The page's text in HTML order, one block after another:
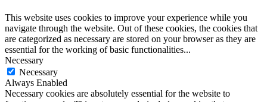
This website uses cookies to improve your experience while you
navigate through the website. Out of these cookies, the cookies that
are categorized as necessary are stored on your browser as they are
essential for the working of basic functionalities...
Necessary
Necessary
Always Enabled
Necessary cookies are absolutely essential for the website to